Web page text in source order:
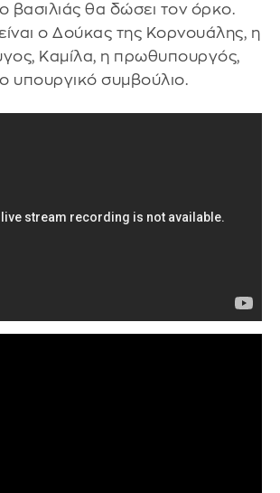
βασιλιάς θα δώσει τον όρκο.
ο Δούκας της Κορνουάλης, η
Καμίλα, η πρωθυπουργός,
υπουργικό συμβούλιο.